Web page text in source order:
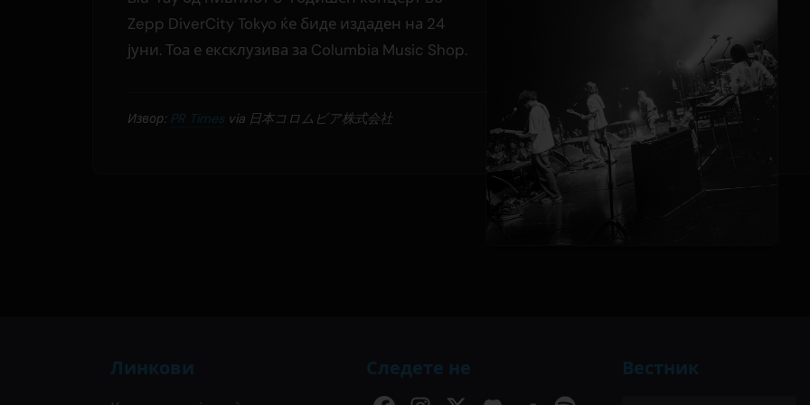
Zepp DiverCity Tokyo ќе биде издаден на 24
јуни. Тоа е ексклузива за Columbia Music Shop.
Извор: PR Times via 日本コロムビア株式会社
Линкови Следете не Вестник